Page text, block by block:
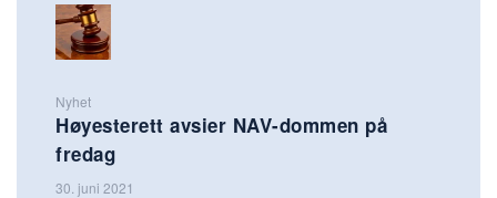
Nyhet
Høyesterett avsier NAV-dommen på
fredag
30. juni 2021